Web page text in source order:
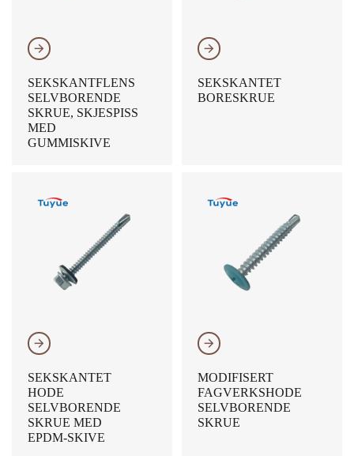
𐃔
SEKSKANTFLENS
SELVBORENDE
SKRUE, SKJESPISS
MED
GUMMISKIVE
𐃔
SEKSKANTET
BORESKRUE
𐃔
SEKSKANTET
HODE
SELVBORENDE
SKRUE MED
EPDM-SKIVE
𐃔
MODIFISERT
FAGVERKSHODE
SELVBORENDE
SKRUE